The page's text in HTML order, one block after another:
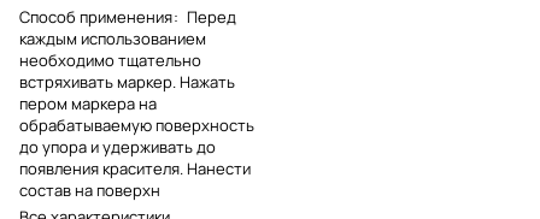
Способ применения: Перед
каждым использованием
необходимо тщательно
встряхивать маркер. Нажать
пером маркера на
обрабатываемую поверхность
до упора и удерживать до
появления красителя. Нанести
состав на поверхн